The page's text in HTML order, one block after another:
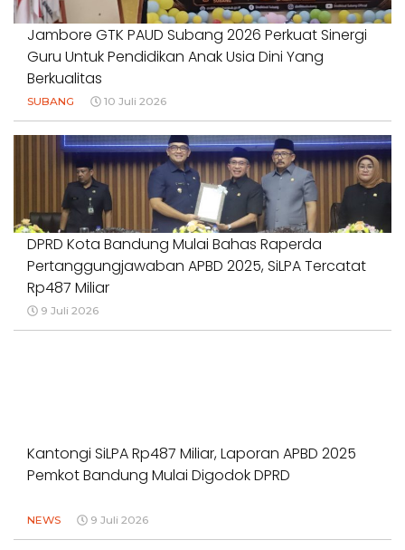
Jambore GTK PAUD Subang 2026 Perkuat Sinergi
Guru Untuk Pendidikan Anak Usia Dini Yang
Berkualitas
SUBANG 10 Juli 2026
DPRD Kota Bandung Mulai Bahas Raperda
Pertanggungjawaban APBD 2025, SiLPA Tercatat
Rp487 Miliar
9 Juli 2026
Kantongi SiLPA Rp487 Miliar, Laporan APBD 2025
Pemkot Bandung Mulai Digodok DPRD
NEWS 9 Juli 2026